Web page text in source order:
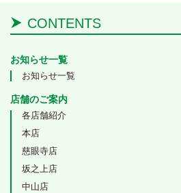
CONTENTS
お知らせ一覧
お知らせ一覧
店舗のご案内
各店舗紹介
本店
慈眼寺店
坂之上店
中山店